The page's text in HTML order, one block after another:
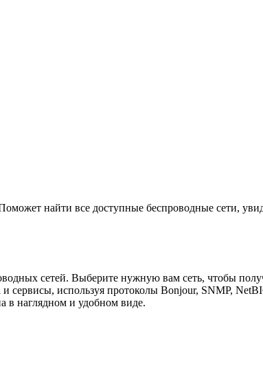
найти все доступные беспроводные сети,
сетей. Выберите нужную вам сеть, чтобы
и сервисы, используя протоколы Bonjour, SNMP,
в наглядном и удобном виде.